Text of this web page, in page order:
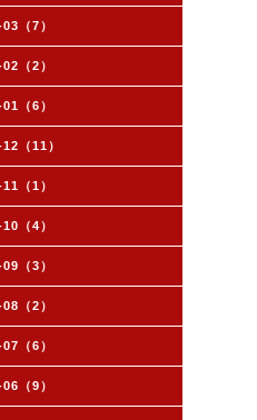
（7）
（2）
（6）
（11）
（1）
（4）
（3）
（2）
（6）
（9）